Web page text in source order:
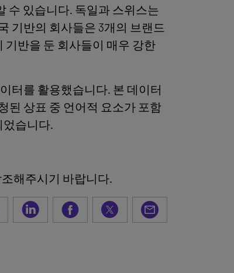
수 있습니다. 독일과 스위스는
기반의 회사들은 3개의 브랜드
기반을 둔 회사들이 매우 강한
터를 활용했습니다. 본 데이터
된 상표 중 언어적 요소가 포함
었습니다.
해주시기 바랍니다.